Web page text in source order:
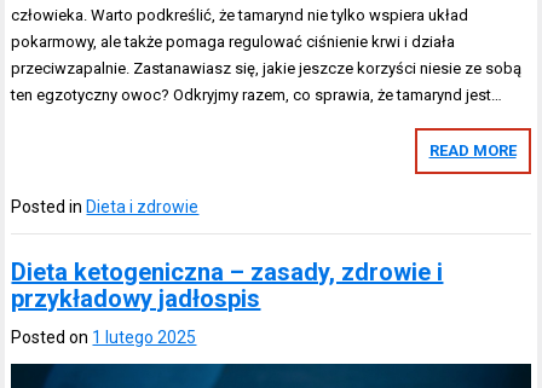
człowieka. Warto podkreślić, że tamarynd nie tylko wspiera układ
pokarmowy, ale także pomaga regulować ciśnienie krwi i działa
przeciwzapalnie. Zastanawiasz się, jakie jeszcze korzyści niesie ze sobą
ten egzotyczny owoc? Odkryjmy razem, co sprawia, że tamarynd jest…
READ MORE
Posted in Dieta i zdrowie
Dieta ketogeniczna – zasady, zdrowie i
przykładowy jadłospis
Posted on 1 lutego 2025